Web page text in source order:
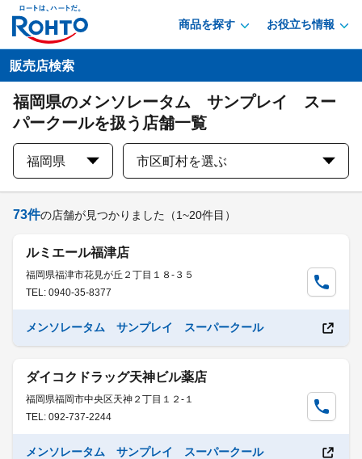
商品を探す お役立ち情報
販売店検索
福岡県のメンソレータム サンプレイ スー
パークールを扱う店舗一覧
福岡県 市区町村を選ぶ
73件の店舗が見つかりました （1~20件目）
ルミエール福津店
福岡県福津市花見が丘２丁目１８-３５
TEL: 0940-35-8377
メンソレータム サンプレイ スーパークール
ダイコクドラッグ天神ビル薬店
福岡県福岡市中央区天神２丁目１２-１
TEL: 092-737-2244
メンソレータム サンプレイ スーパークール